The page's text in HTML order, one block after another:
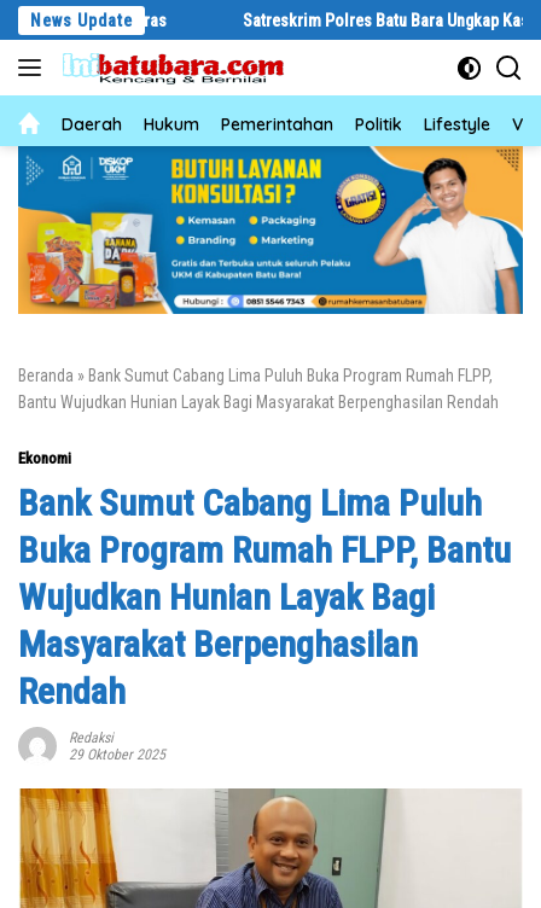
Langsung
konten
News Update
Curas Satreskrim Polres Batu Bara Ungkap Kasus Curat,
NewsDaerah Hukum Pemerintahan Politik Lifestyle
Beranda » Bank Sumut Cabang Lima Puluh Buka Program Rumah FLPP,
Bantu Wujudkan Hunian Layak Bagi Masyarakat Berpenghasilan Rendah
Ekonomi
Bank Sumut Cabang Lima Puluh
Buka Program Rumah FLPP, Bantu
Wujudkan Hunian Layak Bagi
Masyarakat Berpenghasilan
Rendah
Redaksi
29 Oktober 2025